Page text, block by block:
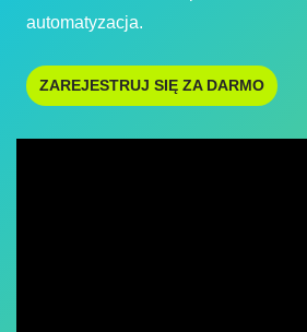
automatyzacja.
ZAREJESTRUJ SIĘ ZA DARMO